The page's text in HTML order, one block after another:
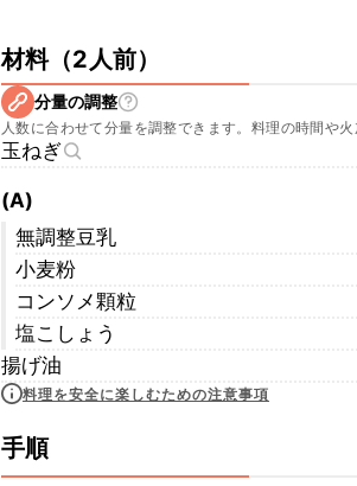
材料（2人前）
分量の調整
人数に合わせて分量を調整できます。料理の時間や
玉ねぎ
(A)
無調整豆乳
小麦粉
コンソメ顆粒
塩こしょう
揚げ油
料理を安全に楽しむための注意事項
手順